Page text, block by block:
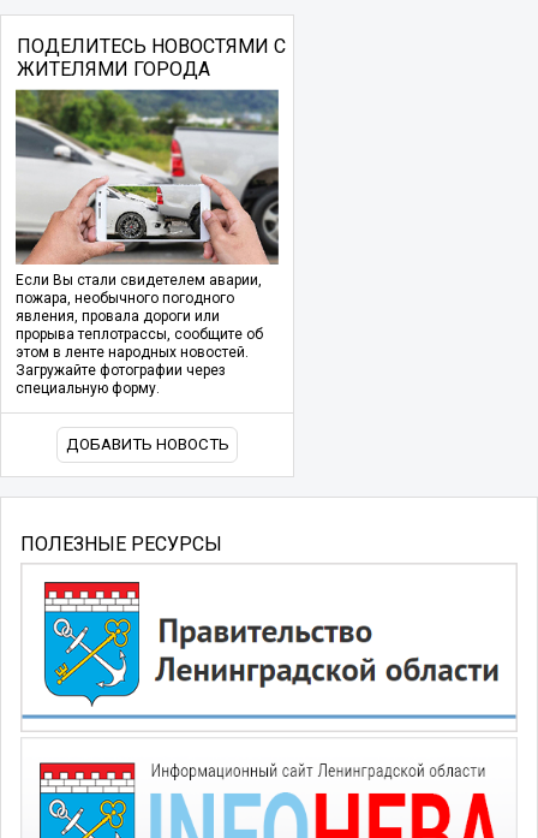
ПОДЕЛИТЕСЬ НОВОСТЯМИ С
ЖИТЕЛЯМИ ГОРОДА
Если Вы стали свидетелем аварии,
пожара, необычного погодного
явления, провала дороги или
прорыва теплотрассы, сообщите об
этом в ленте народных новостей.
Загружайте фотографии через
специальную форму.
ДОБАВИТЬ НОВОСТЬ
ПОЛЕЗНЫЕ РЕСУРСЫ